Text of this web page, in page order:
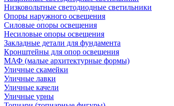
Низковольтные светодиодные светильники
Опоры наружного освещения
Силовые опоры освещения
Несиловые опоры освещения
Закладные детали для фундамента
Кронштейны для опор освещения
МАФ (малые архитектурные формы)
Уличные скамейки
Уличные лавки
Уличные качели
Уличные урны